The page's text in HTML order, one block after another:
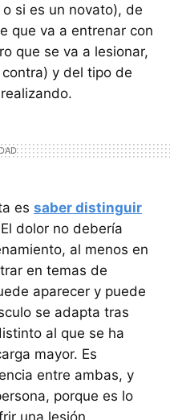
si es un novato), de
que va a entrenar con
que se va a lesionar,
y del tipo de
es saber distinguir
dolor no debería
al menos en
en temas de
aparecer y puede
se adapta tras
al que se ha
mayor. Es
entre ambas, y
porque es lo
una lesión.